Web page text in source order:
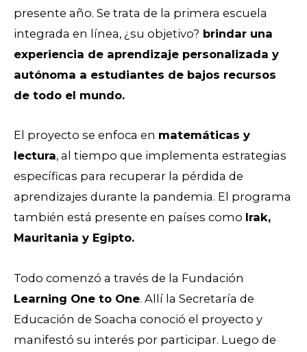
presente año. Se trata de la primera escuela
integrada en línea, ¿su objetivo? brindar una
experiencia de aprendizaje personalizada y
autónoma a estudiantes de bajos recursos
de todo el mundo.
El proyecto se enfoca en matemáticas y
lectura, al tiempo que implementa estrategias
específicas para recuperar la pérdida de
aprendizajes durante la pandemia. El programa
también está presente en países como Irak,
Mauritania y Egipto.
Todo comenzó a través de la Fundación
Learning One to One. Allí la Secretaría de
Educación de Soacha conoció el proyecto y
manifestó su interés por participar. Luego de